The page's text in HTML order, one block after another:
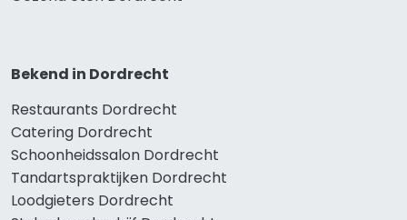
Bekend in Dordrecht
Restaurants Dordrecht
Catering Dordrecht
Schoonheidssalon Dordrecht
Tandartspraktijken Dordrecht
Loodgieters Dordrecht